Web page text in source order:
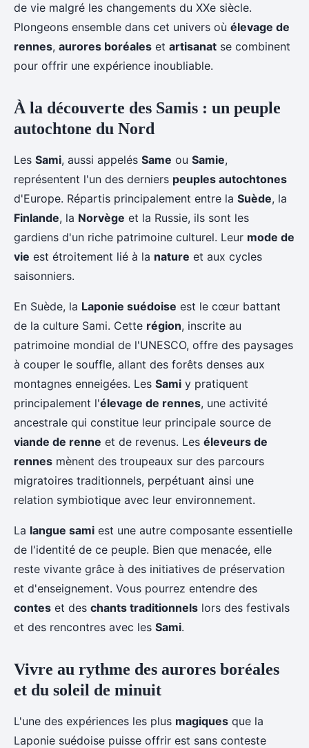
de vie malgré les changements du XXe siècle.
Plongeons ensemble dans cet univers où élevage de
rennes, aurores boréales et artisanat se combinent
pour offrir une expérience inoubliable.
À la découverte des Samis : un peuple
autochtone du Nord
Les Sami, aussi appelés Same ou Samie,
représentent l'un des derniers peuples autochtones
d'Europe. Répartis principalement entre la Suède, la
Finlande, la Norvège et la Russie, ils sont les
gardiens d'un riche patrimoine culturel. Leur mode de
vie est étroitement lié à la nature et aux cycles
saisonniers.
En Suède, la Laponie suédoise est le cœur battant
de la culture Sami. Cette région, inscrite au
patrimoine mondial de l'UNESCO, offre des paysages
à couper le souffle, allant des forêts denses aux
montagnes enneigées. Les Sami y pratiquent
principalement l'élevage de rennes, une activité
ancestrale qui constitue leur principale source de
viande de renne et de revenus. Les éleveurs de
rennes mènent des troupeaux sur des parcours
migratoires traditionnels, perpétuant ainsi une
relation symbiotique avec leur environnement.
La langue sami est une autre composante essentielle
de l'identité de ce peuple. Bien que menacée, elle
reste vivante grâce à des initiatives de préservation
et d'enseignement. Vous pourrez entendre des
contes et des chants traditionnels lors des festivals
et des rencontres avec les Sami.
Vivre au rythme des aurores boréales
et du soleil de minuit
L'une des expériences les plus magiques que la
Laponie suédoise puisse offrir est sans conteste